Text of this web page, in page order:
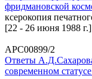
фридмановской
ксерокопия
[22 - 26 июня 1988 г.]
АРС00899/2
Ответы
современном